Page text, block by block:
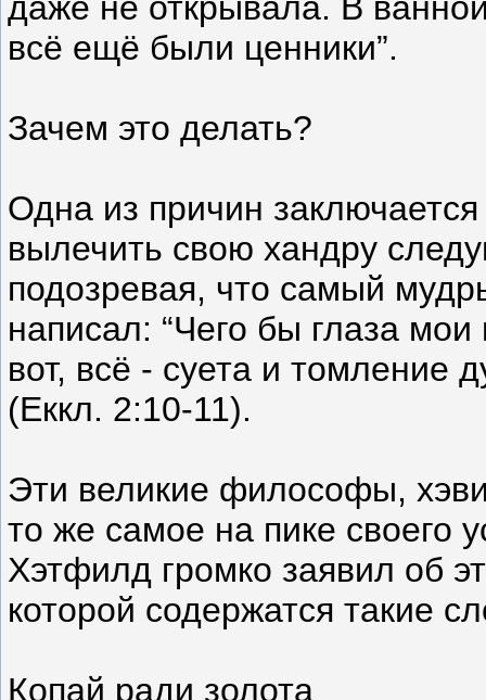
всё ещё были ценники”.
Зачем это делать?
Одна из причин
вылечить свою хандру
подозревая, что самый
написал: “Чего бы глаза
вот, всё - суета и томление
(Еккл. 2:10-11).
Эти великие философы,
то же самое на пике своего
Хэтфилд громко заявил об
которой содержатся такие
Копай ради золота